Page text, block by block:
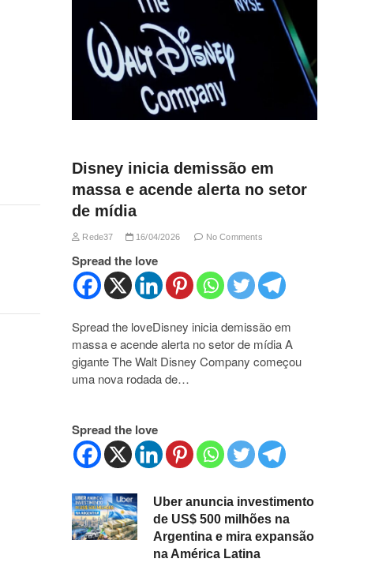
Disney inicia demissão em
massa e acende alerta no setor
de mídia
Rede37 16/04/2026 No Comments
Spread the love
Spread the loveDisney inicia demissão em
massa e acende alerta no setor de mídia A
gigante The Walt Disney Company começou
uma nova rodada de…
Spread the love
Uber anuncia investimento
de US$ 500 milhões na
Argentina e mira expansão
na América Latina